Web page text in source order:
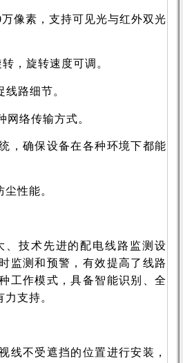
像素，支持可见光与红外双光
，旋转速度可调。
路细节。
络传输方式。
，确保设备在各种环境下都能
性能。
技术先进的配电线路监测设
监测和预警，有效提高了线路
工作模式，具备智能识别、全
支持。
线不受遮挡的位置进行安装，